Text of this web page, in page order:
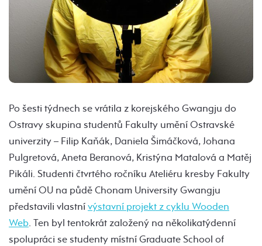
Po šesti týdnech se vrátila z korejského Gwangju do
Ostravy skupina studentů Fakulty umění Ostravské
univerzity – Filip Kaňák, Daniela Šimáčková, Johana
Pulgretová, Aneta Beranová, Kristýna Matalová a Matěj
Pikáli. Studenti čtvrtého ročníku Ateliéru kresby Fakulty
umění OU na půdě Chonam University Gwangju
představili vlastnívýstavní projekt z cyklu Wooden
Web. Ten byl tentokrát založený na několikatýdenní
spolupráci se studenty místní Graduate School of